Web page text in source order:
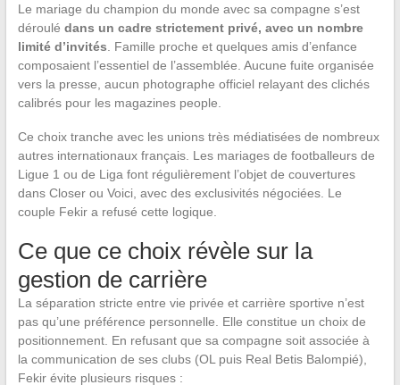
Le mariage du champion du monde avec sa compagne s’est
déroulé dans un cadre strictement privé, avec un nombre
limité d’invités. Famille proche et quelques amis d’enfance
composaient l’essentiel de l’assemblée. Aucune fuite organisée
vers la presse, aucun photographe officiel relayant des clichés
calibrés pour les magazines people.
Ce choix tranche avec les unions très médiatisées de nombreux
autres internationaux français. Les mariages de footballeurs de
Ligue 1 ou de Liga font régulièrement l’objet de couvertures
dans Closer ou Voici, avec des exclusivités négociées. Le
couple Fekir a refusé cette logique.
Ce que ce choix révèle sur la
gestion de carrière
La séparation stricte entre vie privée et carrière sportive n’est
pas qu’une préférence personnelle. Elle constitue un choix de
positionnement. En refusant que sa compagne soit associée à
la communication de ses clubs (OL puis Real Betis Balompié),
Fekir évite plusieurs risques :